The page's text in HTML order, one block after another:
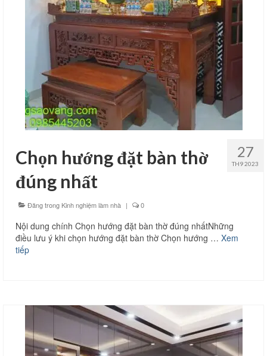
Thi công văn phòng
Thi công nhà xưởng
Xin phép xây dựng
Báo giá xây dựng
Thiết kế
Thi công xây dựng hoàn thiện
Thi công xây dựng nhà trọ
Kinh nghiệm làm nhà
Liên hệ
27
TH9 2023
Chọn hướng đặt bàn thờ
đúng nhất
Đăng trong Kinh nghiệm làm nhà | 0
Nội dung chính Chọn hướng đặt bàn thờ đúng nhấtNhững
điều lưu ý khi chọn hướng đặt bàn thờ Chọn hướng … Xem
tiếp